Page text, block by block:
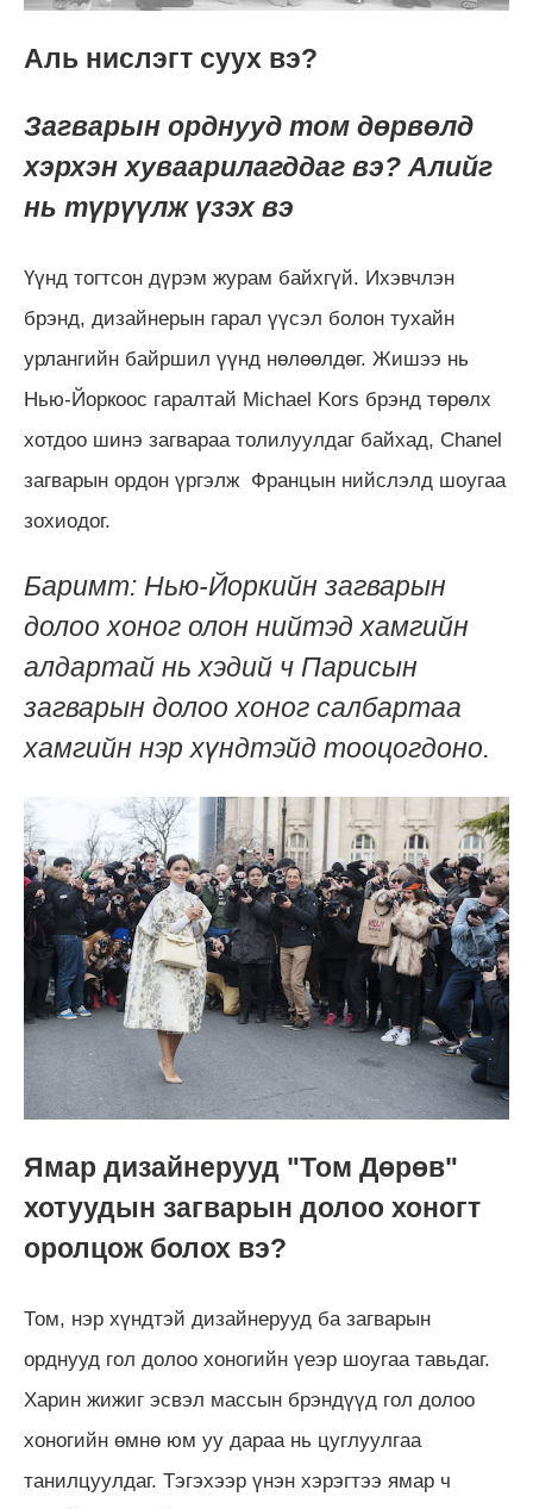
Аль нислэгт суух вэ?
Загварын орднууд том дөрвөлд
хэрхэн хуваарилагддаг вэ? Алийг
нь түрүүлж үзэх вэ
Үүнд тогтсон дүрэм журам байхгүй. Ихэвчлэн
брэнд, дизайнерын гарал үүсэл болон тухайн
урлангийн байршил үүнд нөлөөлдөг. Жишээ нь
Нью-Йоркоос гаралтай Michael Kors брэнд төрөлх
хотдоо шинэ загвараа толилуулдаг байхад, Chanel
загварын ордон үргэлж Францын нийслэлд шоугаа
зохиодог.
Баримт: Нью-Йоркийн загварын
долоо хоног олон нийтэд хамгийн
алдартай нь хэдий ч Парисын
загварын долоо хоног салбартаа
хамгийн нэр хүндтэйд тооцогдоно.
Ямар дизайнерууд "Том Дөрөв"
хотуудын загварын долоо хоногт
оролцож болох вэ?
Том, нэр хүндтэй дизайнерууд ба загварын
орднууд гол долоо хоногийн үеэр шоугаа тавьдаг.
Харин жижиг эсвэл массын брэндүүд гол долоо
хоногийн өмнө юм уу дараа нь цуглуулгаа
танилцуулдаг. Тэгэхээр үнэн хэрэгтээ ямар ч